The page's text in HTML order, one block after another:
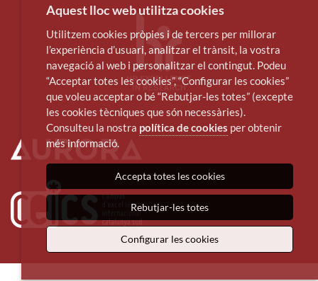
Aquest lloc web utilitza cookies
Utilitzem cookies pròpies i de tercers per millorar
l’experiència d’usuari, analitzar el trànsit, la vostra
navegació al web i personalitzar el contingut. Podeu
“Acceptar totes les cookies”, “Configurar les cookies”
que voleu acceptar o bé “Rebutjar-les totes” (excepte
les cookies tècniques que són necessàries).
Consulteu la nostra política de cookies per obtenir
més informació.
Accepta totes les cookies
Rebutjar-les totes
Configurar les cookies